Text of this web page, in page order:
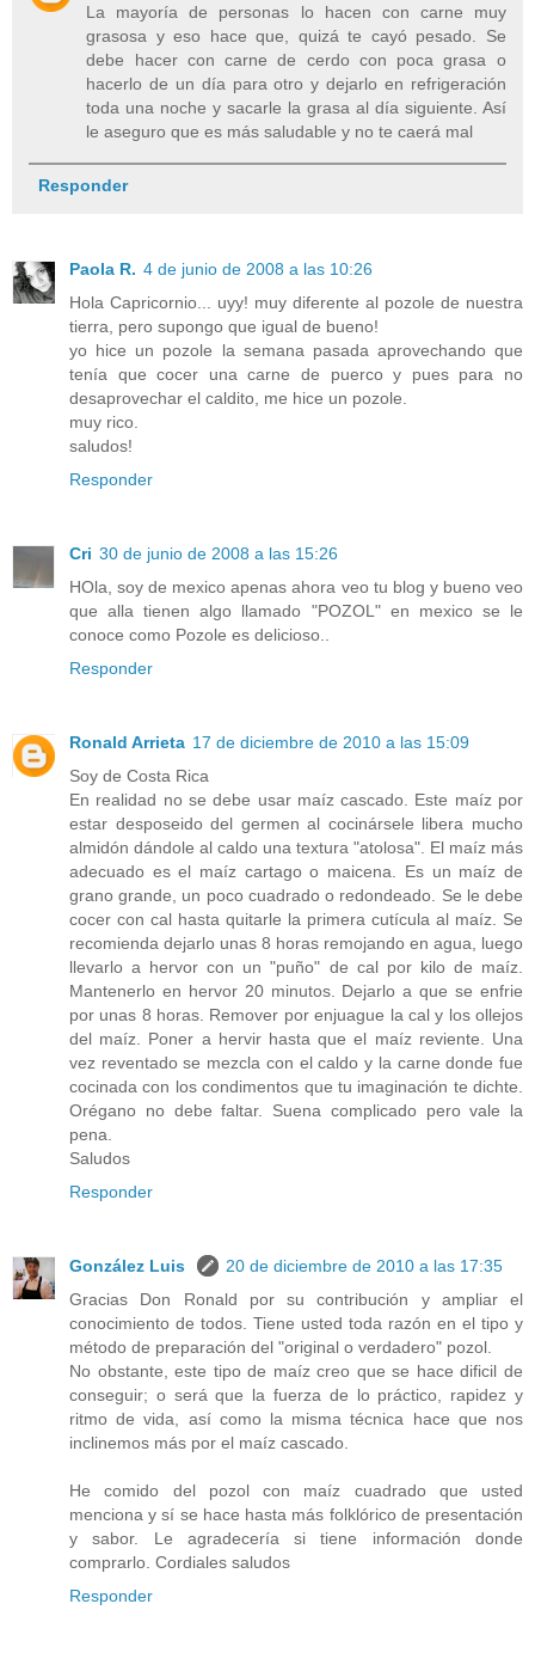
La mayoría de personas lo hacen con carne muy
grasosa y eso hace que, quizá te cayó pesado. Se
debe hacer con carne de cerdo con poca grasa o
hacerlo de un día para otro y dejarlo en refrigeración
toda una noche y sacarle la grasa al día siguiente. Así
le aseguro que es más saludable y no te caerá mal
Responder
Paola R. 4 de junio de 2008 a las 10:26
Hola Capricornio... uyy! muy diferente al pozole de nuestra
tierra, pero supongo que igual de bueno!
yo hice un pozole la semana pasada aprovechando que
tenía que cocer una carne de puerco y pues para no
desaprovechar el caldito, me hice un pozole.
muy rico.
saludos!
Responder
Cri 30 de junio de 2008 a las 15:26
HOla, soy de mexico apenas ahora veo tu blog y bueno veo
que alla tienen algo llamado "POZOL" en mexico se le
conoce como Pozole es delicioso..
Responder
Ronald Arrieta 17 de diciembre de 2010 a las 15:09
Soy de Costa Rica
En realidad no se debe usar maíz cascado. Este maíz por
estar desposeido del germen al cocinársele libera mucho
almidón dándole al caldo una textura "atolosa". El maíz más
adecuado es el maíz cartago o maicena. Es un maíz de
grano grande, un poco cuadrado o redondeado. Se le debe
cocer con cal hasta quitarle la primera cutícula al maíz. Se
recomienda dejarlo unas 8 horas remojando en agua, luego
llevarlo a hervor con un "puño" de cal por kilo de maíz.
Mantenerlo en hervor 20 minutos. Dejarlo a que se enfrie
por unas 8 horas. Remover por enjuague la cal y los ollejos
del maíz. Poner a hervir hasta que el maíz reviente. Una
vez reventado se mezcla con el caldo y la carne donde fue
cocinada con los condimentos que tu imaginación te dichte.
Orégano no debe faltar. Suena complicado pero vale la
pena.
Saludos
Responder
González Luis
20 de diciembre de 2010 a las 17:35
Gracias Don Ronald por su contribución y ampliar el
conocimiento de todos. Tiene usted toda razón en el tipo y
método de preparación del "original o verdadero" pozol.
No obstante, este tipo de maíz creo que se hace dificil de
conseguir; o será que la fuerza de lo práctico, rapidez y
ritmo de vida, así como la misma técnica hace que nos
inclinemos más por el maíz cascado.
He comido del pozol con maíz cuadrado que usted
menciona y sí se hace hasta más folklórico de presentación
y sabor. Le agradecería si tiene información donde
comprarlo. Cordiales saludos
Responder